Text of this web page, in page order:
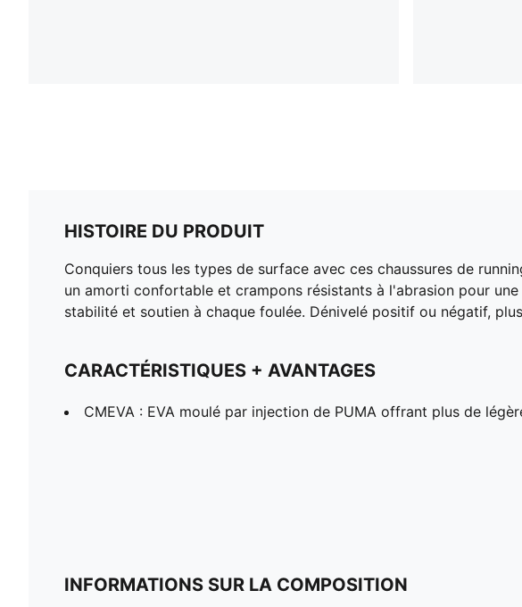
HISTOIRE DU PRODUIT
Conquiers tous les types de surface avec ces chaussures de
un amorti confortable et crampons résistants à l'abrasion pour
stabilité et soutien à chaque foulée. Dénivelé positif ou négatif,
CARACTÉRISTIQUES + AVANTAGES
CMEVA : EVA moulé par injection de PUMA offrant plus de
INFORMATIONS SUR LA COMPOSITION